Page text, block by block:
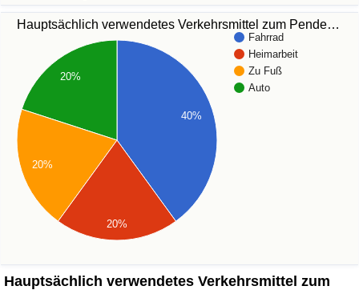
Hauptsächlich verwendetes Verkehrsmittel zum Pende…
Fahrrad
Heimarbeit
Zu Fuß
Auto
40%
20%
20%
20%
Hauptsächlich verwendetes Verkehrsmittel zum
Kriminalitäts-Index
Kriminalitätsindex nach Land
Gesundheitsversorgung
Gesundheitsversorgungs-Index (aktuell)
Gesundheitsversorgungs-Index
Gesundheitsversorgungs-Index nach Land
Umweltverschmutzung